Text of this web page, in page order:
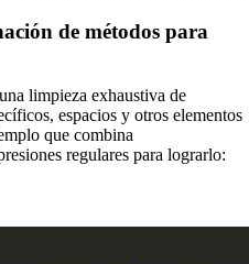
de métodos para
limpieza exhaustiva de
espacios y otros elementos
que combina
regulares para lograrlo: